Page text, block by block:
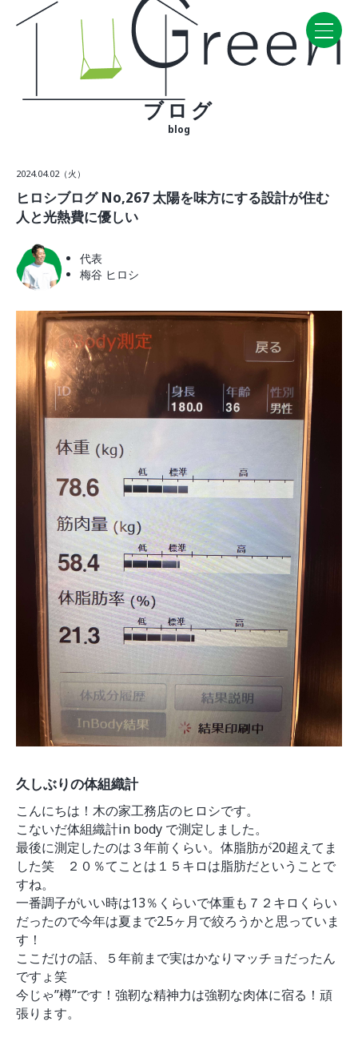
CONCEPT・BUILD
コンセプト
自然素材
ラインナップ
WORK
VISIT
モデルルーム
イベント
ABOUT
会社概要
採用情報
スタッフ紹介
ブログ
お知らせ
お問い合わせ・資料請求
SNS
ブログ
ブログ
blog
2024.04.02（火）
ヒロシブログ No,267 太陽を味方にする設計が住む
人と光熱費に優しい
代表
梅谷 ヒロシ
久しぶりの体組織計
こんにちは！木の家工務店のヒロシです。
こないだ体組織計in body で測定しました。
最後に測定したのは３年前くらい。体脂肪が20超えてま
した笑 ２０％てことは１５キロは脂肪だということで
すね。
一番調子がいい時は13％くらいで体重も７２キロくらい
だったので今年は夏まで2.5ヶ月で絞ろうかと思っていま
す！
ここだけの話、５年前まで実はかなりマッチョだったん
ですょ笑
今じゃ”樽”です！強靭な精神力は強靭な肉体に宿る！頑
張ります。